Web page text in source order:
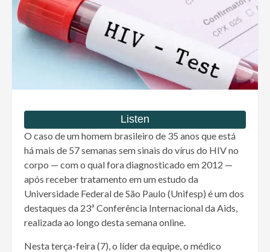
O caso de um homem brasileiro de 35 anos que está
há mais de 57 semanas sem sinais do vírus do HIV no
corpo — com o qual fora diagnosticado em 2012 —
após receber tratamento em um estudo da
Universidade Federal de São Paulo (Unifesp) é um dos
destaques da 23ª Conferência Internacional da Aids,
realizada ao longo desta semana online.
Nesta terça-feira (7), o líder da equipe, o médico